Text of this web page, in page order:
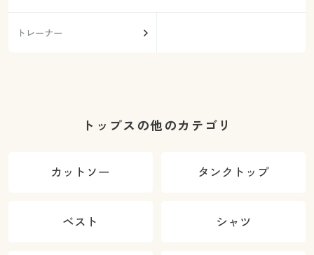
トレーナー
トップスの他のカテゴリ
カットソー タンクトップ
ベスト シャツ